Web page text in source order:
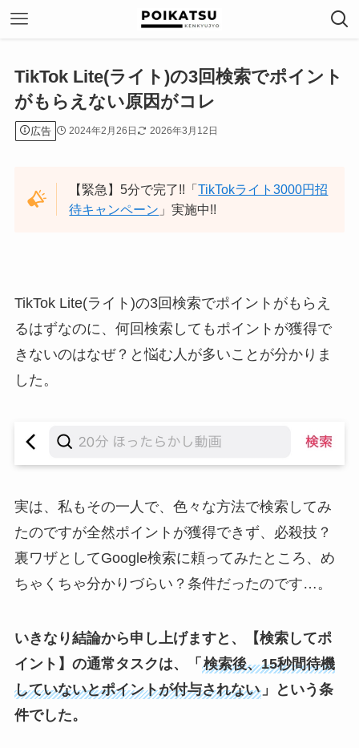
TikTok Lite(ライト)の3回検索でポイント
がもらえない原因がコレ
広告 2024年2月26日 2026年3月12日
【緊急】5分で完了!!「TikTokライト3000円招
待キャンペーン 」実施中!!
TikTok Lite(ライト)の3回検索でポイントがもらえ
るはずなのに、何回検索してもポイントが獲得で
きないのはなぜ？と悩む人が多いことが分かりま
した。
実は、私もその一人で、色々な方法で検索してみ
たのですが全然ポイントが獲得できず、必殺技？
裏ワザとしてGoogle検索に頼ってみたところ、め
ちゃくちゃ分かりづらい？条件だったのです…。
いきなり結論から申し上げますと、【検索してポ
イント】の通常タスクは、「 検索後、15秒間待機
していないとポイントが付与されない」という条
件でした。